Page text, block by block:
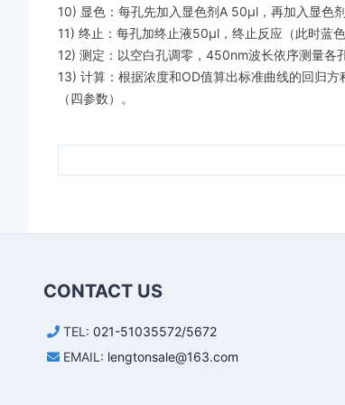
10) 显色：每孔先加入显色剂A 50μl，再加入显色
11) 终止：每孔加终止液50μl，终止反应（此时蓝
12) 测定：以空白孔调零，450nm波长依序测量各
13) 计算：根据浓度和OD值算出标准曲线的回归
（四参数）。
CONTACT US
TEL: 021-51035572/5672
EMAIL: lengtonsale@163.com